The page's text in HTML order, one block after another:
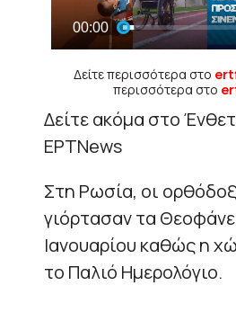
Δείτε περισσότερα στο
περισσότερα στο
Δείτε ακόμα στο
ΕΡΤNews
Στη Ρωσία, οι
γιόρτασαν τα
Ιανουαρίου καθώς η
το Παλιό Ημερολόγιο.